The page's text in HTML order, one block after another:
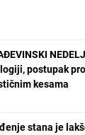
postupak
kesama
stana je